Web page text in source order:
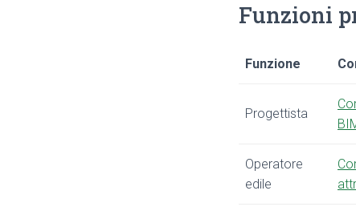
Funzioni
Funzione
Progettista
Operatore
edile